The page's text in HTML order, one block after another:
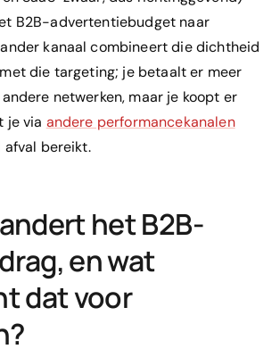
B2B-advertentiebudget naar
ander kanaal combineert die dichtheid
die targeting; je betaalt er meer
netwerken, maar je koopt er
je via andere performancekanalen
afval bereikt.
het B2B-
en wat
dat voor